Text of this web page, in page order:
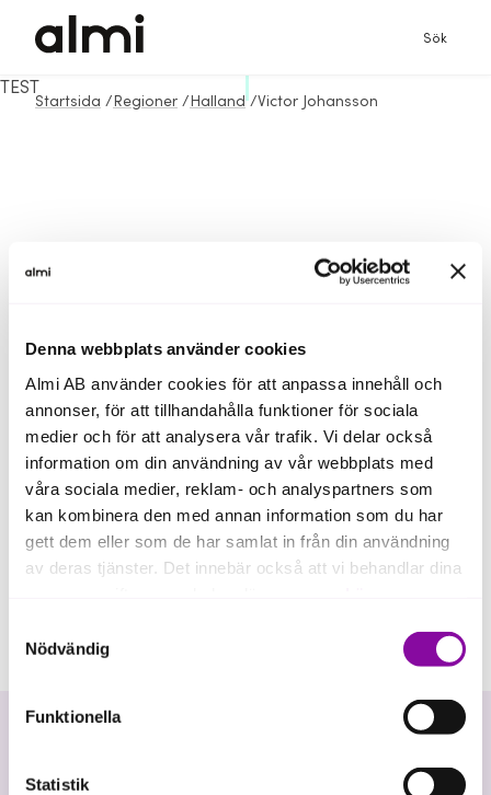
Denna webbplats använder cookies
Almi AB använder cookies för att anpassa innehåll och
annonser, för att tillhandahålla funktioner för sociala
medier och för att analysera vår trafik. Vi delar också
information om din användning av vår webbplats med
våra sociala medier, reklam- och analyspartners som
kan kombinera den med annan information som du har
gett dem eller som de har samlat in från din användning
av deras tjänster. Det innebär också att vi behandlar dina
Om du klickar på avvisa kommer användning av kakor
eller delning av information enligt ovan, inte att ske,
förutom för kakor som är nödvändiga för att hemsidan
ska fungera se mer under inställningar.
Nödvändig
Funktionella
Statistik
Sök
Startsida / Regioner / Halland /Victor Johansson
TEST